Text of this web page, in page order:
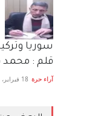
سوريا
قلم : محمد
آراء حرة 18 فبراير، 2023